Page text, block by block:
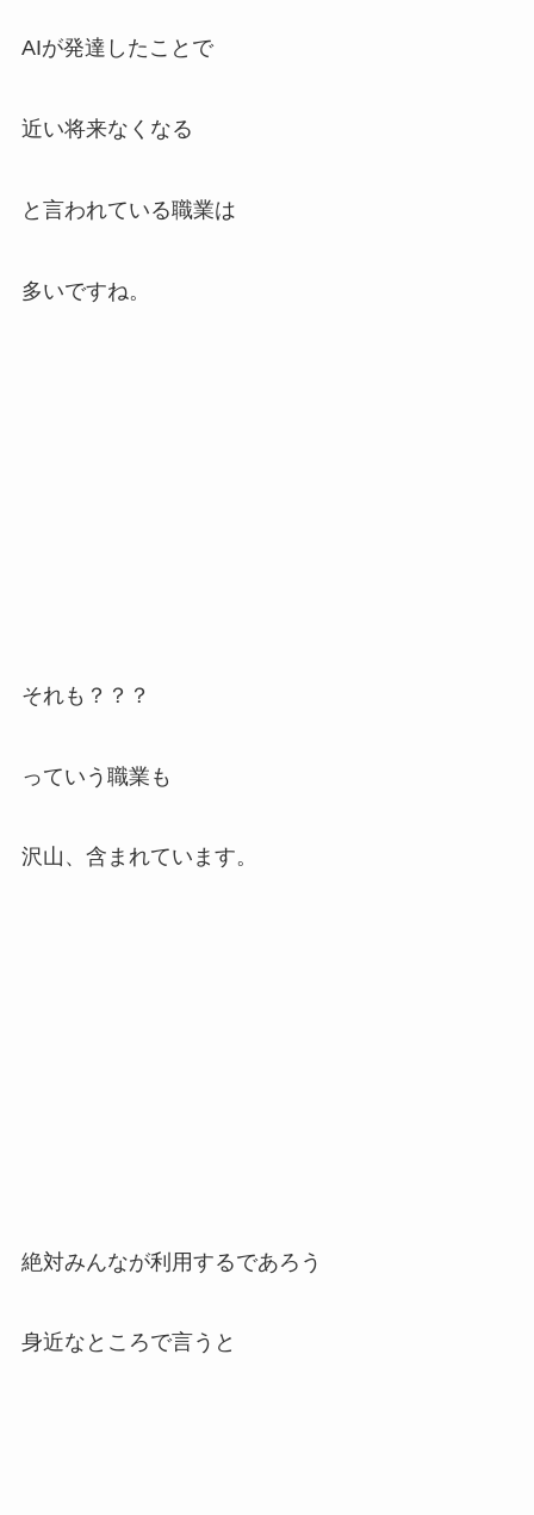
AIが発達したことで
近い将来なくなる
と言われている職業は
多いですね。
それも？？？
っていう職業も
沢山、含まれています。
絶対みんなが利用するであろう
身近なところで言うと